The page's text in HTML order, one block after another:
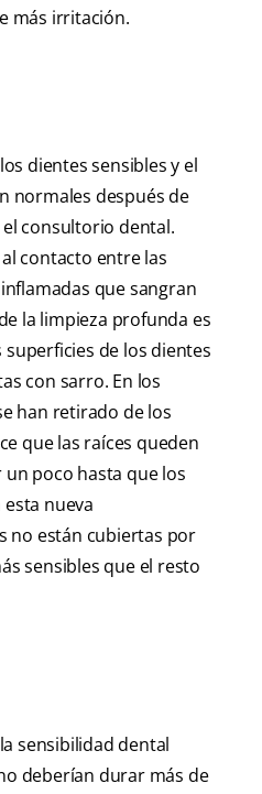
más irritación.
dientes sensibles y el
normales después de
consultorio dental.
contacto entre las
que sangran
la limpieza profunda es
de los dientes
con sarro. En los
han retirado de los
que las raíces queden
poco hasta que los
nueva
no están cubiertas por
sensibles que el resto
sensibilidad dental
deberían durar más de